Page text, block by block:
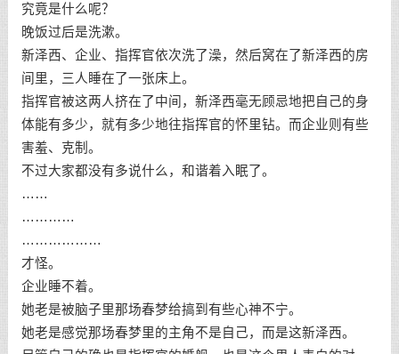
究竟是什么呢？
晚饭过后是洗漱。
新泽西、企业、指挥官依次洗了澡，然后窝在了新泽西的房
间里，三人睡在了一张床上。
指挥官被这两人挤在了中间，新泽西毫无顾忌地把自己的身
体能有多少，就有多少地往指挥官的怀里钻。而企业则有些
害羞、克制。
不过大家都没有多说什么，和谐着入眠了。
……
…………
………………
才怪。
企业睡不着。
她老是被脑子里那场春梦给搞到有些心神不宁。
她老是感觉那场春梦里的主角不是自己，而是这新泽西。